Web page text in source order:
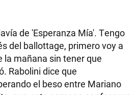
de 'Esperanza Mía'. Tengo
del ballottage, primero voy a
la mañana sin tener que
Rabolini dice que
el beso entre Mariano